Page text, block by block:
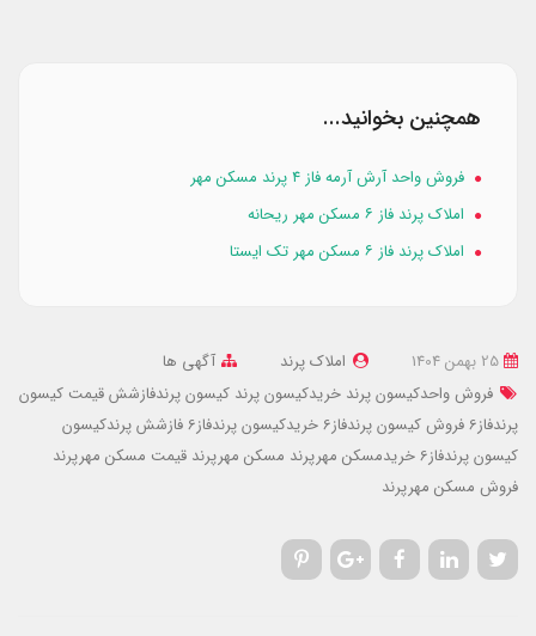
همچنین بخوانید...
فروش واحد آرش آرمه فاز ۴ پرند مسکن مهر
املاک پرند فاز ۶ مسکن مهر ریحانه
املاک پرند فاز ۶ مسکن مهر تک ایستا
املاک پرند
آگهی ها
فروش واحدکیسون پرند خریدکیسون پرند کیسون پرندفازششقیمت کیسون
پرندفاز6
فروش کیسون پرندفاز6 خریدکیسون پرندفاز6
فازشش پرندکیسون
کیسون پرندفاز6
خریدمسکن مهرپرند مسکن مهرپرند قیمت مسکن مهرپرند
فروش مسکن مهرپرند